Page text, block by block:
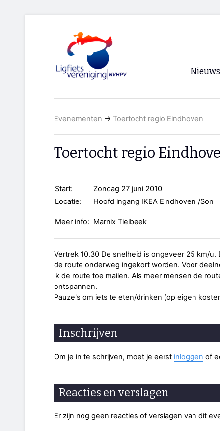
Nieuws
Evenementen → Toertocht regio Eindhoven
Toertocht regio
Start:
Zondag 27 juni 2010
Locatie:
Hoofd ingang IKEA Eindhoven /Son
Meer info: Marnix Tielbeek
Vertrek 10.30 De snelheid is ongeveer 25 km/u.
de route onderweg ingekort worden. Voor
ik de route toe mailen. Als meer mensen de
ontspannen.
Pauze's om iets te eten/drinken (op eigen
Inschrijven
Om je in te schrijven, moet je eerst inloggen of
Reacties en verslagen
Er zijn nog geen reacties of verslagen van dit